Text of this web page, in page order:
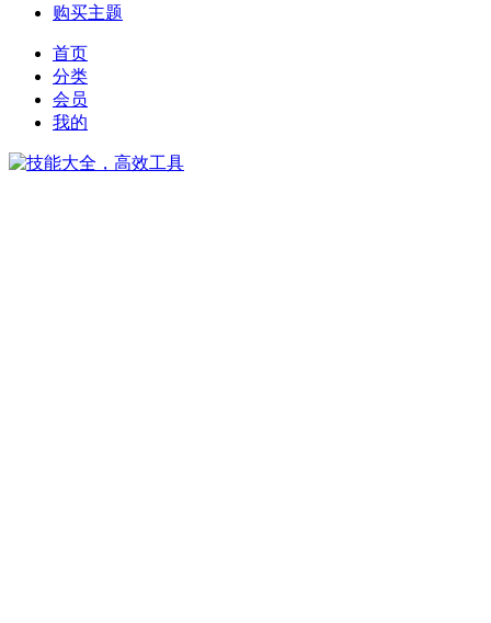
购买主题
首页
分类
会员
我的